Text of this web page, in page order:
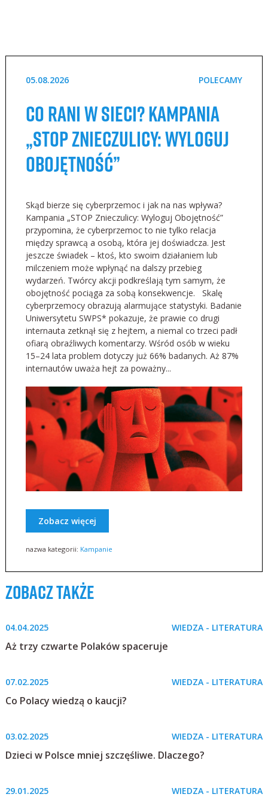
05.08.2026 POLECAMY
Co rani w sieci? Kampania
„STOP Znieczulicy: Wyloguj
Obojętność”
Skąd bierze się cyberprzemoc i jak na nas wpływa?
Kampania „STOP Znieczulicy: Wyloguj Obojętność”
przypomina, że cyberprzemoc to nie tylko relacja
między sprawcą a osobą, która jej doświadcza. Jest
jeszcze świadek – ktoś, kto swoim działaniem lub
milczeniem może wpłynąć na dalszy przebieg
wydarzeń. Twórcy akcji podkreślają tym samym, że
obojętność pociąga za sobą konsekwencje. Skalę
cyberprzemocy obrazują alarmujące statystyki. Badanie
Uniwersytetu SWPS* pokazuje, że prawie co drugi
internauta zetknął się z hejtem, a niemal co trzeci padł
ofiarą obraźliwych komentarzy. Wśród osób w wieku
15–24 lata problem dotyczy już 66% badanych. Aż 87%
internautów uważa hejt za poważny...
Zobacz więcej
nazwa kategorii: Kampanie
zobacz także
04.04.2025 WIEDZA - LITERATURA
Aż trzy czwarte Polaków spaceruje
07.02.2025 WIEDZA - LITERATURA
Co Polacy wiedzą o kaucji?
03.02.2025 WIEDZA - LITERATURA
Dzieci w Polsce mniej szczęśliwe. Dlaczego?
29.01.2025 WIEDZA - LITERATURA